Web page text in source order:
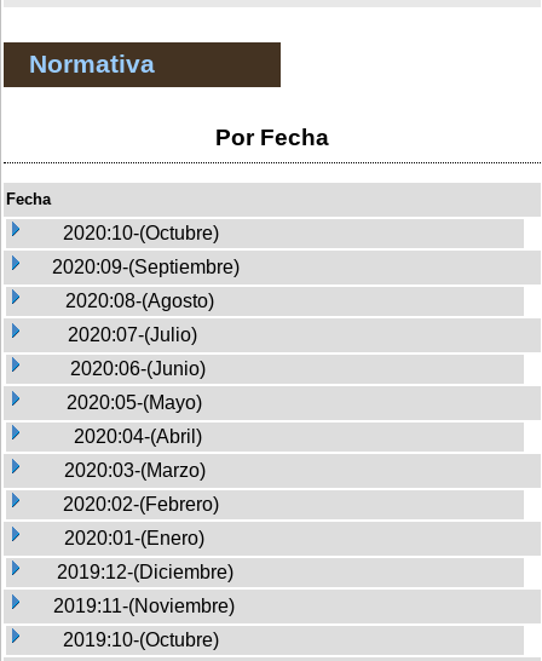
Normativa
Por Fecha
Fecha
2020:10-(Octubre)
2020:09-(Septiembre)
2020:08-(Agosto)
2020:07-(Julio)
2020:06-(Junio)
2020:05-(Mayo)
2020:04-(Abril)
2020:03-(Marzo)
2020:02-(Febrero)
2020:01-(Enero)
2019:12-(Diciembre)
2019:11-(Noviembre)
2019:10-(Octubre)